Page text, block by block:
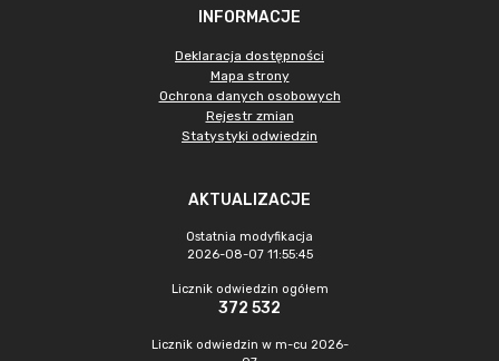
INFORMACJE
Deklaracja dostępności
Mapa strony
Ochrona danych osobowych
Rejestr zmian
Statystyki odwiedzin
AKTUALIZACJE
Ostatnia modyfikacja
2026-08-07 11:55:45
Licznik odwiedzin ogółem
372 532
Licznik odwiedzin w m-cu 2026-